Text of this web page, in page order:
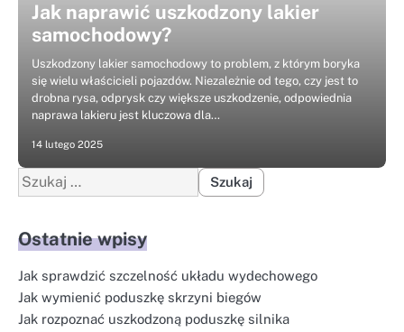
Jak naprawić uszkodzony lakier
samochodowy?
Uszkodzony lakier samochodowy to problem, z którym boryka
się wielu właścicieli pojazdów. Niezależnie od tego, czy jest to
drobna rysa, odprysk czy większe uszkodzenie, odpowiednia
naprawa lakieru jest kluczowa dla…
14 lutego 2025
Szukaj:
Ostatnie wpisy
Jak sprawdzić szczelność układu wydechowego
Jak wymienić poduszkę skrzyni biegów
Jak rozpoznać uszkodzoną poduszkę silnika